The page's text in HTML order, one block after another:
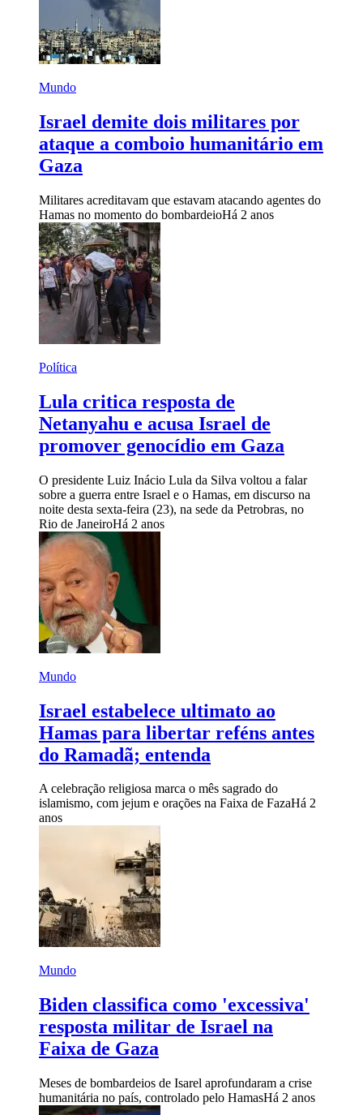
Mundo
Israel demite dois militares por
ataque a comboio humanitário em
Gaza
Militares acreditavam que estavam atacando agentes do
Hamas no momento do bombardeioHá 2 anos
Política
Lula critica resposta de
Netanyahu e acusa Israel de
promover genocídio em Gaza
O presidente Luiz Inácio Lula da Silva voltou a falar
sobre a guerra entre Israel e o Hamas, em discurso na
noite desta sexta-feira (23), na sede da Petrobras, no
Rio de JaneiroHá 2 anos
Mundo
Israel estabelece ultimato ao
Hamas para libertar reféns antes
do Ramadã; entenda
A celebração religiosa marca o mês sagrado do
islamismo, com jejum e orações na Faixa de FazaHá 2
anos
Mundo
Biden classifica como 'excessiva'
resposta militar de Israel na
Faixa de Gaza
Meses de bombardeios de Isarel aprofundaram a crise
humanitária no país, controlado pelo HamasHá 2 anos